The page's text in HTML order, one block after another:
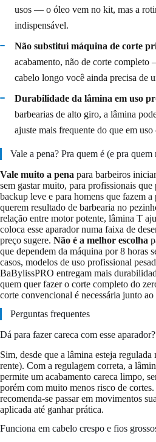
usos — o óleo vem no kit, mas a
indispensável.
Não substitui máquina de corte
acabamento, não de corte
cabelo longo você ainda precisa de
Durabilidade da lâmina em uso
barbearias de alto giro, a lâmina
ajuste mais frequente do que em uso
Vale a pena? Pra quem é (e pra quem
Vale muito a pena para barbeiros
sem gastar muito, para profissionais
backup leve e para homens que fazem
querem resultado de barbearia no
relação entre motor potente, lâmina T
coloca esse aparador numa faixa de
preço sugere. Não é a melhor escolha
que dependem da máquina por 8 horas
casos, modelos de uso profissional
BaBylissPRO entregam mais
quem quer fazer o corte completo do
corte convencional é necessária junto ao
Perguntas frequentes
Dá para fazer careca com esse aparador?
Sim, desde que a lâmina esteja
rente). Com a regulagem correta, a
permite um acabamento careca limpo,
porém com muito menos risco de
recomenda-se passar em movimentos
aplicada até ganhar prática.
Funciona em cabelo crespo e fios